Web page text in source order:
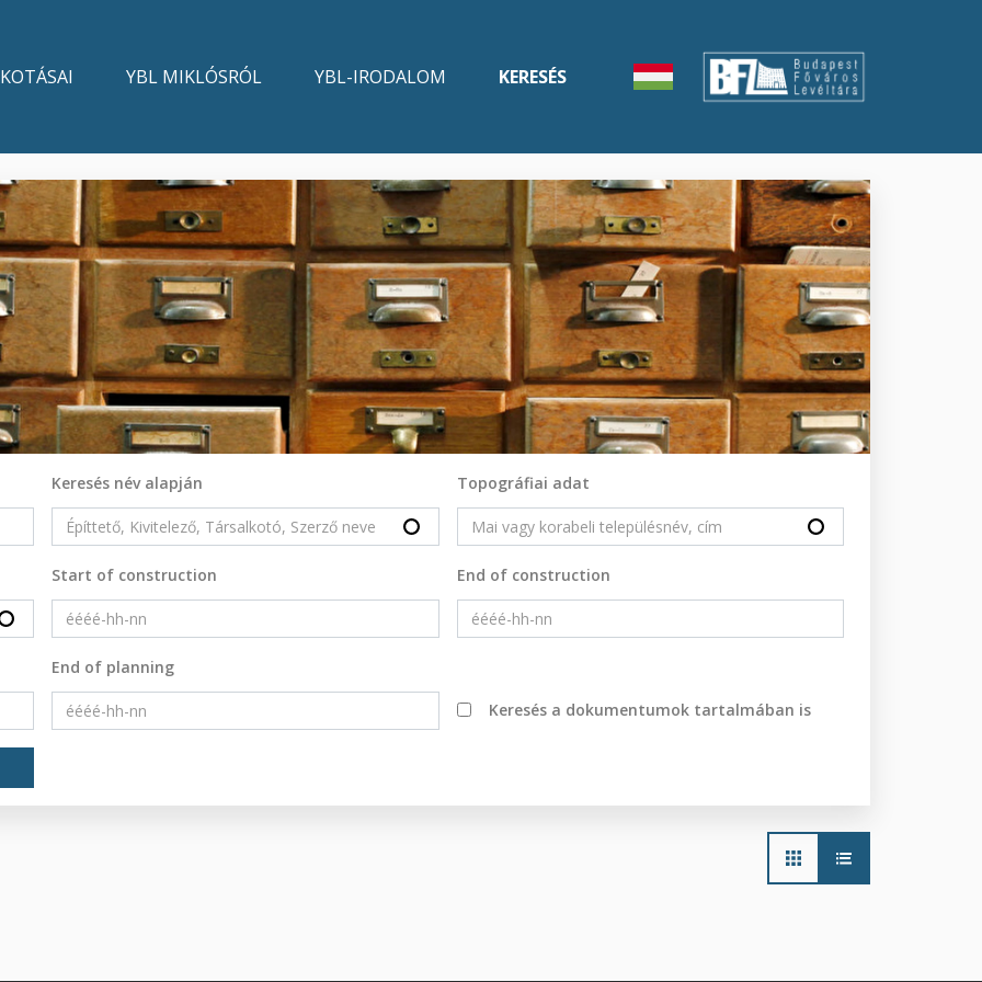
YBL MIKLÓSRÓL YBL-IRODALOM KERESÉS
Keresés név alapján Topográfiai adat
Start of construction End of construction
End of planning
Keresés a dokumentumok tartalmában is
Main
navigation